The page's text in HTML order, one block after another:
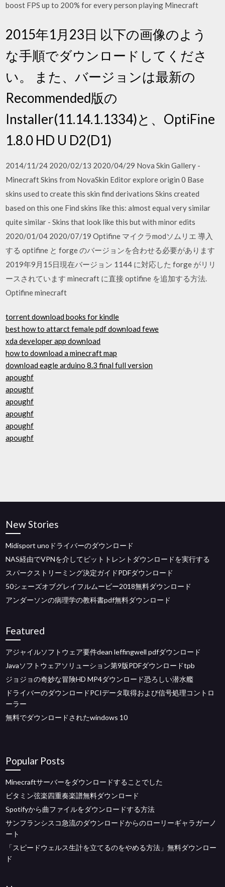
boost FPS up to 200% for every person playing Minecraft
2015年1月23日 以下の画像のよう
な手順でダウンロードしてくださ
い。 また、バージョンは最新の
Recommended版の
Installer(11.14.1.1334)と、OptiFine
1.8.0 HD U D2(D1)
2014/11/24 2020/02/13 2020/04/29 Nova Skin Gallery -
Minecraft Skins from NovaSkin Editor explore origin 0 Base
skins used to create this skin find derivations Skins created
based on this one Find skins like this: almost equal very similar
quite similar - Skins that look like this but with minor edits
2020/01/04 2020/07/19 Optifine マイクラmodソムリエ 導入
する optifine と forge のバージョンを合わせる必要があります
2019年9月15日現在バージョン 1144 に対応した forge がリリ
ースされています minecraft に直接 optifine を追加する方法.
Optifine minecraft
torrent download books for kindle
best how to attarct female pdf download fewe
xda developer app download
how to download a minecraft map
download eagle arduino 8.3 final full version
apoughf
apoughf
apoughf
apoughf
apoughf
apoughf
New Stories
Midisport unoドライバーのダウンロード
NAS経由でVPNを介してビットトレントダウンロードを実行する
スパークストリーミング決定ガイドPDFダウンロード
50シェーズオブグレイフルムービー2018無料ダウンロード
アンダーソンの病理学の教科書pdf無料ダウンロード
Featured
アジャイルソフトウェア要件dean leffingwell pdfダウンロード
Javaソフトウェアソリューション第9版PDFダウンロードtpb
ジョジョの奇妙な冒険HD MP4ダウンロード恐ろしい潜水艦
ドライバーのダウンロードPCIデータ取得および信号処理コントロ
ーラー
無料でダウンロードされたwindows 10
Popular Posts
Minecraftサーバーをダウンロードすることでした
ビタミン弦楽四重奏楽譜無料ダウンロード
Spotifyから曲ファイルをダウンロードする方法
サンフランシスコ急流のダウンロードからのローリーギャラガーノ
ート
「スピードウェルス生計を立てるのをやめる方法」無料ダウンロー
ド